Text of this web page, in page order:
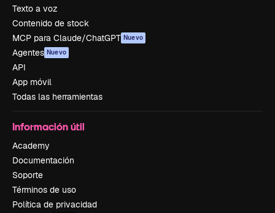
Texto a voz
Contenido de stock
MCP para Claude/ChatGPT Nuevo
Agentes Nuevo
API
App móvil
Todas las herramientas
Información útil
Academy
Documentación
Soporte
Términos de uso
Política de privacidad